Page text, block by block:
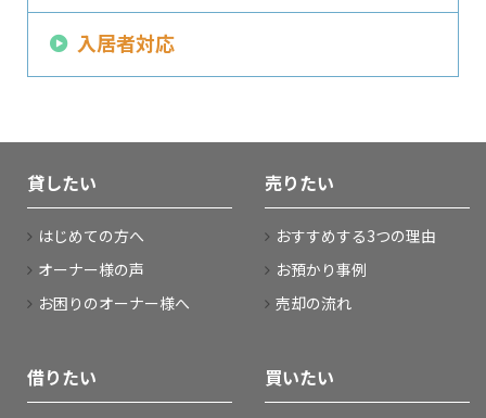
入居者対応
貸したい
はじめての方へ
オーナー様の声
お困りのオーナー様へ
売りたい
おすすめする3つの理由
お預かり事例
売却の流れ
借りたい 買いたい